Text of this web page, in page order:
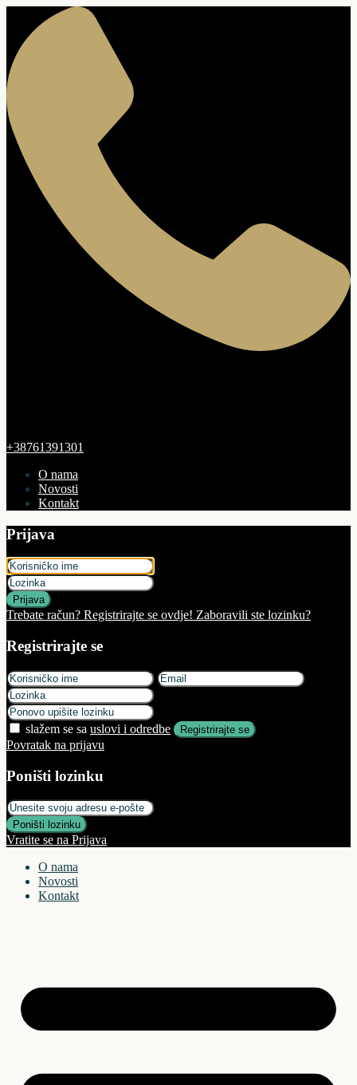
+38761391301
O nama
Novosti
Kontakt
Prijava
Prijava
Trebate račun? Registrirajte se ovdje! Zaboravili ste lozinku?
Registrirajte se
slažem se sa uslovi i odredbe Registrirajte se
Povratak na prijavu
Poništi lozinku
Poništi lozinku
Vratite se na Prijava
O nama
Novosti
Kontakt